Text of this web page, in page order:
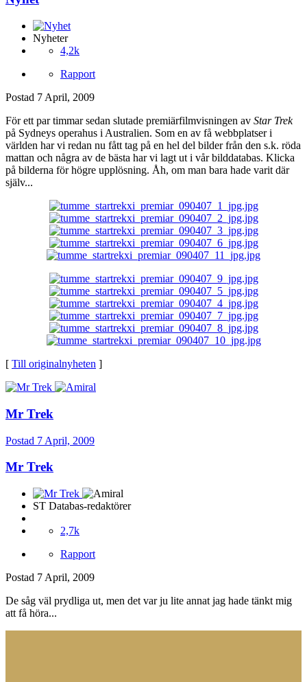
Nyheter
4,2k
Rapport
Postad 7 April, 2009
För ett par timmar sedan slutade premiärfilmvisningen av Star Trek
på Sydneys operahus i Australien. Som en av få webbplatser i
världen har vi redan nu fått tag på en hel del bilder från den s.k. röda
mattan och några av de bästa har vi lagt ut i vår bilddatabas. Klicka
på bilderna för högre upplösning. Åh, om man bara hade varit där
själv...
[ Till originalnyheten ]
Mr Trek
Postad 7 April, 2009
Mr Trek
ST Databas-redaktörer
2,7k
Rapport
Postad 7 April, 2009
De såg väl prydliga ut, men det var ju lite annat jag hade tänkt mig
att få höra...